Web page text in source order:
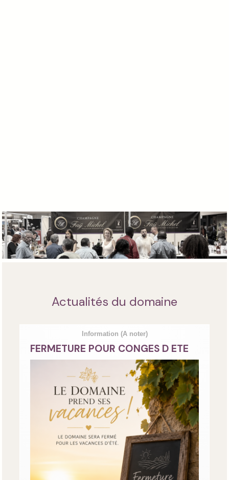
Actualités du domaine
Information (A noter)
FERMETURE POUR CONGES D ETE